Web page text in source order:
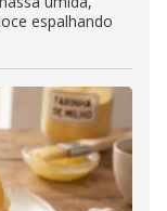
espalhando